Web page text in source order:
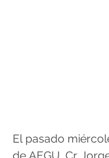
El pasado